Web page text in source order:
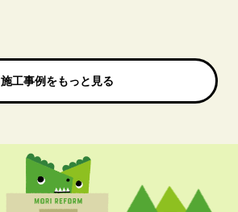
施工事例をもっと見る
施工事例をもっと見る